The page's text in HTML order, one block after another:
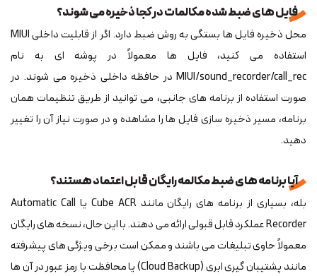
فایل های ضبط شده مکالمات در کجا ذخیره می شوند؟
محل ذخیره فایل ها بستگی به روش ضبط دارد. اگر از قابلیت داخلی MIUI
استفاده می کنید، فایل ها معمولاً در پوشه ای به نام
MIUI/sound_recorder/call_rec در حافظه داخلی ذخیره می شوند. در
صورت استفاده از برنامه های جانبی، می توانید از طریق تنظیمات همان
برنامه، مسیر ذخیره سازی فایل ها را مشاهده و در صورت نیاز آن را تغییر
دهید.
آیا برنامه های ضبط مکالمه رایگان قابل اعتماد هستند؟
بله، بسیاری از برنامه های رایگان مانند Cube ACR یا Automatic Call
Recorder عملکرد قابل قبولی ارائه می دهند. با این حال، نسخه های رایگان
معمولاً حاوی تبلیغات می باشند و ممکن است برخی ویژگی های پیشرفته
مانند پشتیبان گیری ابری (Cloud Backup) یا محافظت با رمز عبور در آن ها